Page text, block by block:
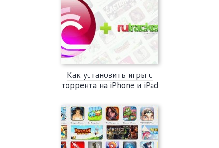
Как установить игры с
торрента на iPhone и iPad